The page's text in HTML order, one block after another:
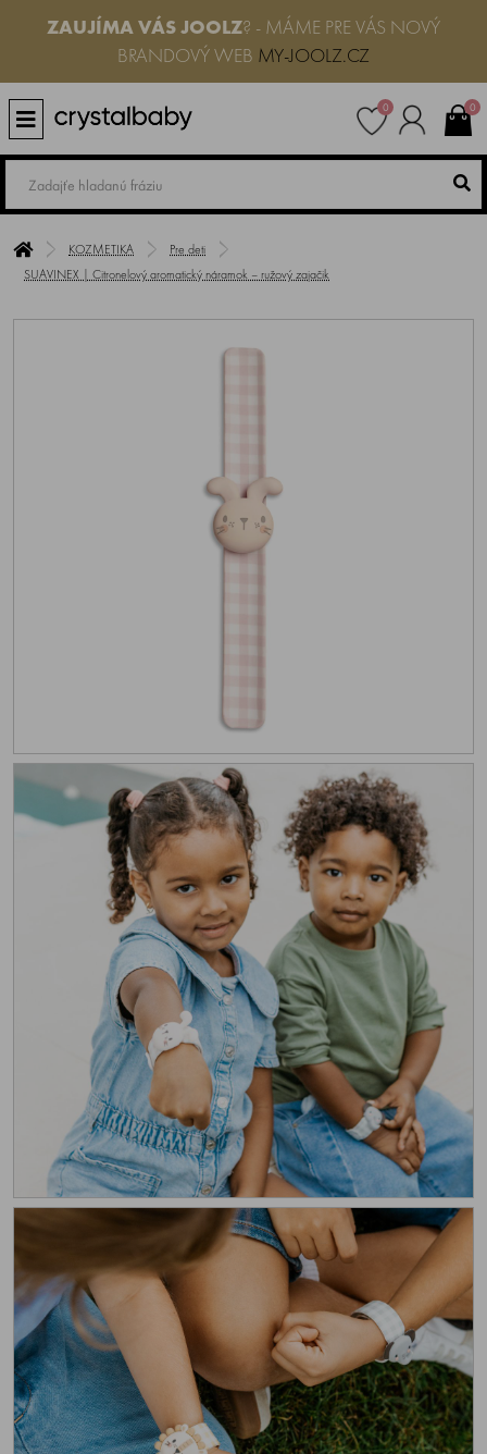
ZAUJÍMA VÁSJOOLZ? - MÁME PRE VÁS NOVÝ
BRANDOVÝ WEB MY-JOOLZ.CZ
0 0
KOZMETIKA
Pre deti
SUAVINEX | Citronelový aromatický náramok – ružový zajačik